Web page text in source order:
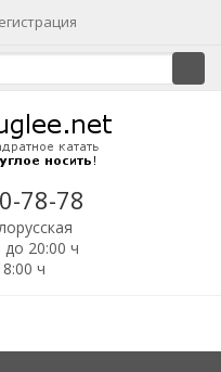
78-78
20:00 ч
ч